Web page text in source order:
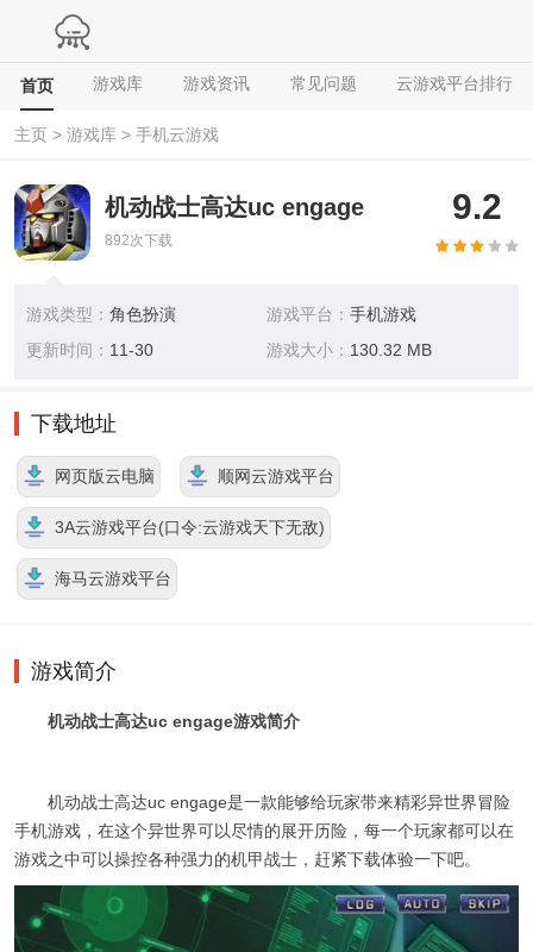
首页 游戏库 游戏资讯 常见问题 云游戏平台排行
主页 > 游戏库 > 手机云游戏
机动战士高达uc engage
892次下载
9.2
游戏类型： 角色扮演 游戏平台： 手机游戏
更新时间： 11-30 游戏大小： 130.32 MB
下载地址
网页版云电脑 顺网云游戏平台
3A云游戏平台(口令:云游戏天下无敌)
海马云游戏平台
游戏简介
机动战士高达uc engage游戏简介
机动战士高达uc engage是一款能够给玩家带来精彩异世界冒险
手机游戏，在这个异世界可以尽情的展开历险，每一个玩家都可以在
游戏之中可以操控各种强力的机甲战士，赶紧下载体验一下吧。